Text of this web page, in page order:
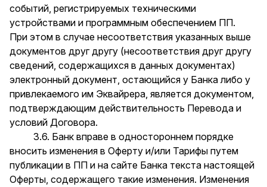
событий, регистрируемых техническими
устройствами и программным обеспечением ПП.
При этом в случае несоответствия указанных выше
документов друг другу (несоответствия друг другу
сведений, содержащихся в данных документах)
электронный документ, остающийся у Банка либо у
привлекаемого им Эквайрера, является документом,
подтверждающим действительность Перевода и
условий Договора.
3.6. Банк вправе в одностороннем порядке
вносить изменения в Оферту и/или Тарифы путем
публикации в ПП и на сайте Банка текста настоящей
Оферты, содержащего такие изменения. Изменения